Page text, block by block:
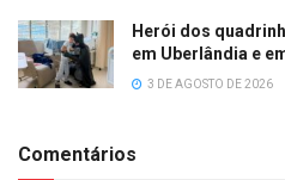
Herói dos
em Uberlândia e
3 DE AGOSTO DE 2026
Comentários